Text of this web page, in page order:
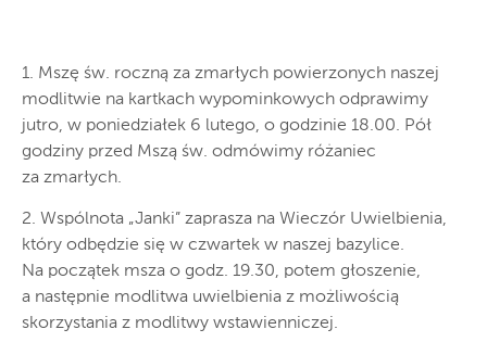
1. Mszę św. roczną za zmarłych powierzonych naszej
modlitwie na kartkach wypominkowych odprawimy
jutro, w poniedziałek 6 lutego, o godzinie 18.00. Pół
godziny przed Mszą św. odmówimy różaniec
za zmarłych.
2. Wspólnota „Janki” zaprasza na Wieczór Uwielbienia,
który odbędzie się w czwartek w naszej bazylice.
Na początek msza o godz. 19.30, potem głoszenie,
a następnie modlitwa uwielbienia z możliwością
skorzystania z modlitwy wstawienniczej.